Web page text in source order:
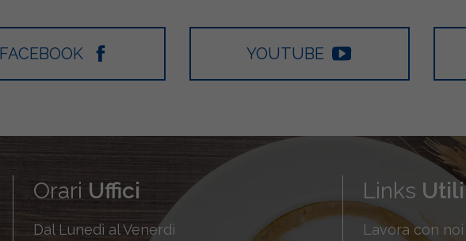
FACEBOOK YOUTUBE
Orari Uffici
Dal Lunedì al Venerdì
Links Utili
Lavora con noi